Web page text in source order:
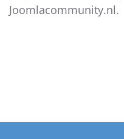
Joomlacommunity.nl.